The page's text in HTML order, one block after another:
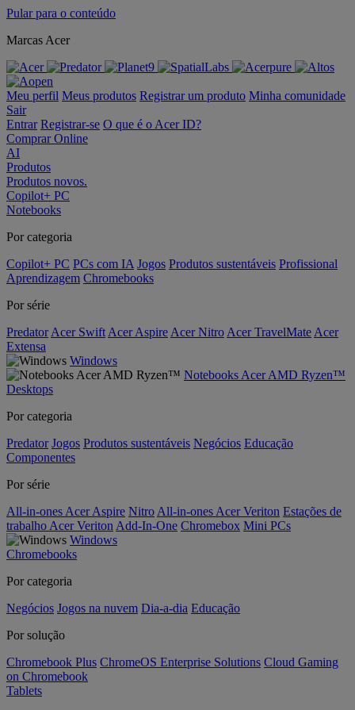
Pular para o conteúdo
Marcas Acer
Meu perfil Meus produtos Registrar um produto Minha comunidade
Sair
Entrar Registrar-se O que é o Acer ID?
Comprar Online
AI
Produtos
Produtos novos.
Copilot+ PC
Notebooks
Por categoria
Copilot+ PC PCs com IA Jogos Produtos sustentáveis Profissional
Aprendizagem Chromebooks
Por série
Predator Acer Swift Acer Aspire Acer Nitro Acer TravelMate Acer
Extensa
Windows
Notebooks Acer AMD Ryzen™
Desktops
Por categoria
Predator Jogos Produtos sustentáveis Negócios Educação
Componentes
Por série
All-in-ones Acer Aspire Nitro All-in-ones Acer Veriton Estações de
trabalho Acer Veriton Add-In-One Chromebox Mini PCs
Windows
Chromebooks
Por categoria
Negócios Jogos na nuvem Dia-a-dia Educação
Por solução
Chromebook Plus ChromeOS Enterprise Solutions Cloud Gaming
on Chromebook
Tablets